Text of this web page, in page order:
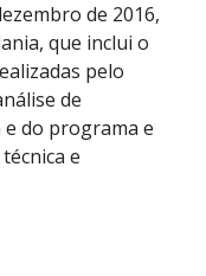
de 2016,
que inclui o
pelo
de
do programa e
e